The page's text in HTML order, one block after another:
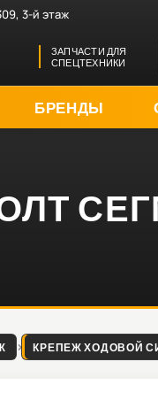
3-й этаж
ЗАПЧАСТИ ДЛЯ
СПЕЦТЕХНИКИ
БРЕНДЫ
БОЛТ
КРЕПЕЖ ХОДОВОЙ